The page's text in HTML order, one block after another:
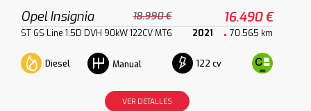
Opel Insignia 18.990 € 16.490 €
ST GS Line 1.5D DVH 90kW 122CV MT6 2021 70.565 km
Diesel Manual 122 cv
VER DETALLES